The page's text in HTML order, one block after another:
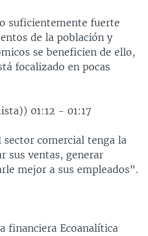
suficientemente fuerte
de la población y
se beneficien de ello,
focalizado en pocas
01:12 - 01:17
comercial tenga la
sus ventas, generar
mejor a sus empleados".
financiera Ecoanalítica